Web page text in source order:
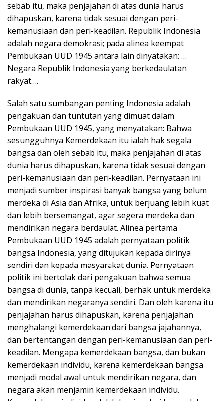
sebab itu, maka penjajahan di atas dunia harus
dihapuskan, karena tidak sesuai dengan peri-
kemanusiaan dan peri-keadilan. Republik Indonesia
adalah negara demokrasi; pada alinea keempat
Pembukaan UUD 1945 antara lain dinyatakan: …
Negara Republik Indonesia yang berkedaulatan
rakyat….
Salah satu sumbangan penting Indonesia adalah
pengakuan dan tuntutan yang dimuat dalam
Pembukaan UUD 1945, yang menyatakan: Bahwa
sesungguhnya Kemerdekaan itu ialah hak segala
bangsa dan oleh sebab itu, maka penjajahan di atas
dunia harus dihapuskan, karena tidak sesuai dengan
peri-kemanusiaan dan peri-keadilan. Pernyataan ini
menjadi sumber inspirasi banyak bangsa yang belum
merdeka di Asia dan Afrika, untuk berjuang lebih kuat
dan lebih bersemangat, agar segera merdeka dan
mendirikan negara berdaulat. Alinea pertama
Pembukaan UUD 1945 adalah pernyataan politik
bangsa Indonesia, yang ditujukan kepada dirinya
sendiri dan kepada masyarakat dunia. Pernyataan
politik ini bertolak dari pengakuan bahwa semua
bangsa di dunia, tanpa kecuali, berhak untuk merdeka
dan mendirikan negaranya sendiri. Dan oleh karena itu
penjajahan harus dihapuskan, karena penjajahan
menghalangi kemerdekaan dari bangsa jajahannya,
dan bertentangan dengan peri-kemanusiaan dan peri-
keadilan. Mengapa kemerdekaan bangsa, dan bukan
kemerdekaan individu, karena kemerdekaan bangsa
menjadi modal awal untuk mendirikan negara, dan
negara akan menjamin kemerdekaan individu.